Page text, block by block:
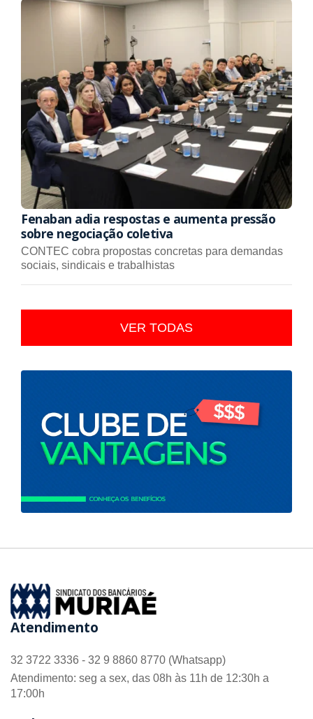
Fenaban adia respostas e aumenta pressão
sobre negociação coletiva
CONTEC cobra propostas concretas para demandas
sociais, sindicais e trabalhistas
VER TODAS
Atendimento
32 3722 3336 - 32 9 8860 8770 (Whatsapp)
Atendimento: seg a sex, das 08h às 11h de 12:30h a
17:00h